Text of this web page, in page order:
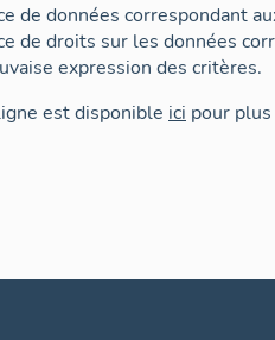
de données correspondant
de droits sur les données
expression des critères.
est disponible ici pour